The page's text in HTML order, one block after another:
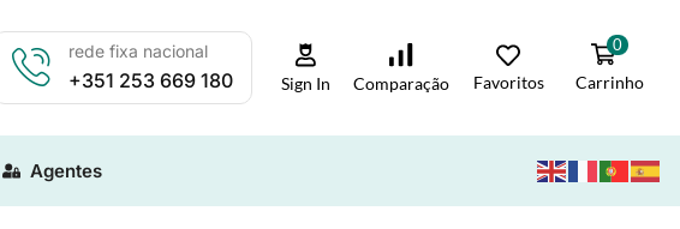
rede fixa nacional
+351 253 669 180 Sign In Comparação Favoritos
0
Carrinho
Agentes